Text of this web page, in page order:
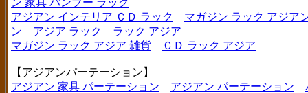
ン 家具 バンブー ラック
アジアン インテリア ＣＤ ラック
マガジン ラック アジア
ン
アジア ラック
ラック アジア
マガジン ラック アジア 雑貨
ＣＤ ラック アジア
【アジアンパーテーション】
アジアン 家具 パーテーション
アジアン パーテーション